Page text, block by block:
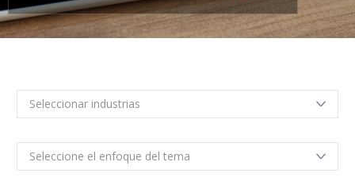
Seleccionar industrias
Seleccione el enfoque del tema